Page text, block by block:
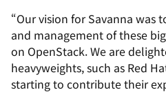
“Our vision for Savanna was
and management of these
on OpenStack. We are
heavyweights, such as Red
starting to contribute their